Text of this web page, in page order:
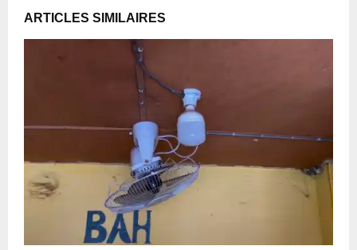
ARTICLES SIMILAIRES